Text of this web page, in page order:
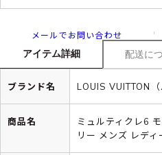
メールでお問い合わせ
アイテム詳細 配送に
ブランド名 LOUIS VUITTON（
商品名
ミュルティクレ6
リー メンズ レデ